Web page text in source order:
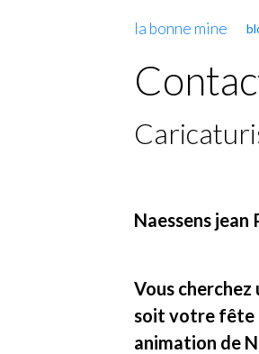
la bonne mine
Naessens jean
Vous
soit votre fête
animation de